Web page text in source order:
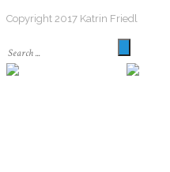
Copyright 2017 Katrin Friedl